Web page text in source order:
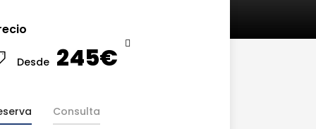
Desde 245€
Consulta